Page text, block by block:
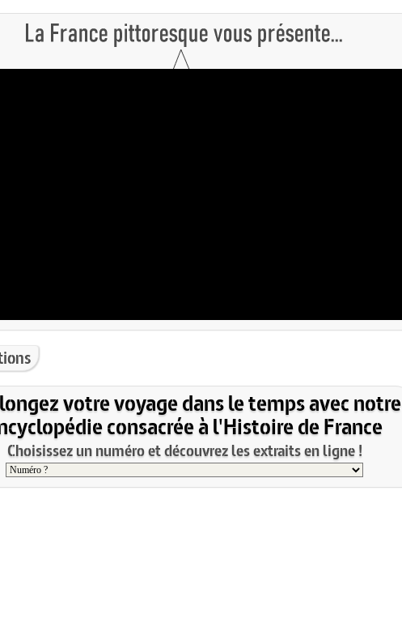
votre voyage dans le temps avec notre
consacrée à l'Histoire de France
Choisissez un numéro et découvrez les extraits en ligne !